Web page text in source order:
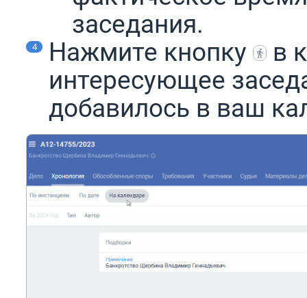
заседания.
Нажмите кнопку
в
интересующее
добавилось в ваш